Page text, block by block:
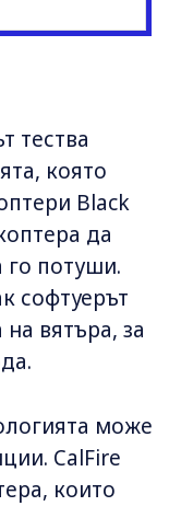
тества
която
Black
да
го потуши.
софтуерът
вятъра, за
може
CalFire
които